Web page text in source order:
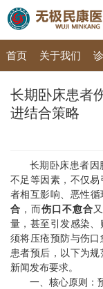
首页 关于我们
长期卧床患者
进结合策略
长期卧床患者因
不足等因素，不仅
者相互影响、恶性
合 ，而伤口不愈合
量，甚至引发感染、
须将压疮预防与伤
患者预后，以下为
新闻发布要求。
一、核心原则：